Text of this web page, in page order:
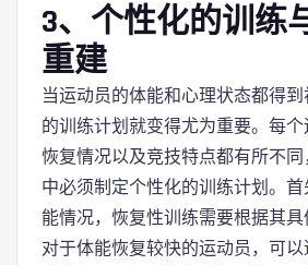
3、个性化的训练
重建
当运动员的体能和心理状态都得
的训练计划就变得尤为重要。每个
恢复情况以及竞技特点都有所不
中必须制定个性化的训练计划。
能情况，恢复性训练需要根据其具
对于体能恢复较快的运动员，可以